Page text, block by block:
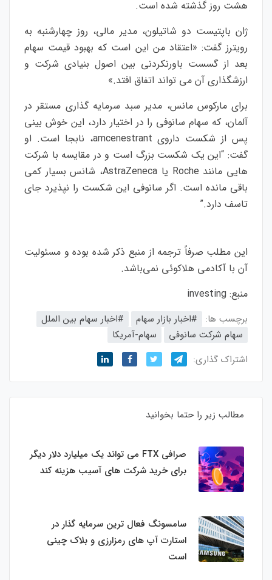
هشت روز گذشته شده است.
ژان باپتیست دو شاتیلون، مدیر مالی، روز چهارشنبه به
رویترز گفت: «اعتقاد من این است که بهبود قیمت سهام
بعد از گسست باورنکردنی بین اصول بنیادی شرکت و
ارزشگذاری آن می تواند اتفاق افتد.»
برای مارکوس مانس، مدیر سبد سرمایه گذاری مستقر در
آلمان، که سهام سانوفی را در اختیار دارد، این خوش بینی
پس از شکست داروی amcenestrant، نابجا است. او
گفت: “این یک شکست بزرگ است و در مقایسه با شرکت
هایی مانند Roche یا AstraZeneca، شانس بسیار کمی
باقی مانده است. اگر سانوفی این شکست را نپذیرد جای
تاسف دارد.”
این مطلب صرفاً ترجمه از منبع ذکر شده بوده و مسئولیت
آن با آکادمی هلاکوئی نمی‌باشد.
منبع: investing
برچسب ها: #اخبار بازار سهام
#اخبار سهام بین الملل
سهام شرکت سانوفی
سهام-آمریکا
اشتراک گذاری:
مطالب زیر را حتما بخوانید
صرافی FTX می تواند یک میلیارد دلار دیگر
برای خرید شرکت های آسیب هزینه کند
سامسونگ فعال‌ ترین سرمایه‌ گذار در
استارت‌ آپ‌ های رمزارزی و بلاک چینی
است